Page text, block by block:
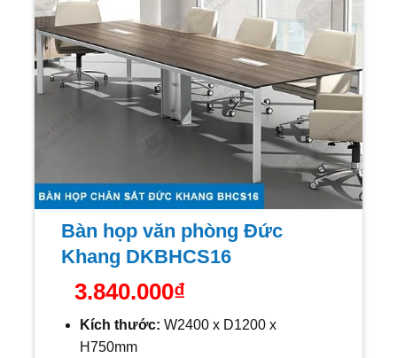
Bàn họp văn phòng Đức
Khang DKBHCS16
3.840.000₫
Kích thước: W2400 x D1200 x
H750mm